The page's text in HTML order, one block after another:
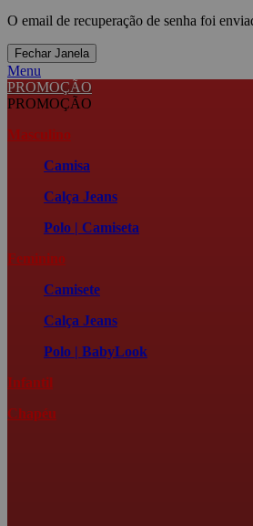
O email de recuperação de senha foi
Fechar Janela
Menu
PROMOÇÃO
PROMOÇÃO
Masculino
Camisa
Calça Jeans
Polo | Camiseta
Feminino
Camisete
Calça Jeans
Polo | BabyLook
Infantil
Chapéu